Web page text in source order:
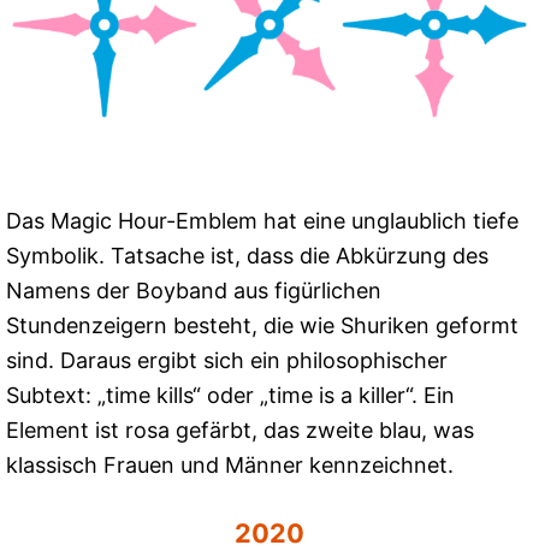
Das Magic Hour-Emblem hat eine unglaublich tiefe
Symbolik. Tatsache ist, dass die Abkürzung des
Namens der Boyband aus figürlichen
Stundenzeigern besteht, die wie Shuriken geformt
sind. Daraus ergibt sich ein philosophischer
Subtext: „time kills“ oder „time is a killer“. Ein
Element ist rosa gefärbt, das zweite blau, was
klassisch Frauen und Männer kennzeichnet.
2020